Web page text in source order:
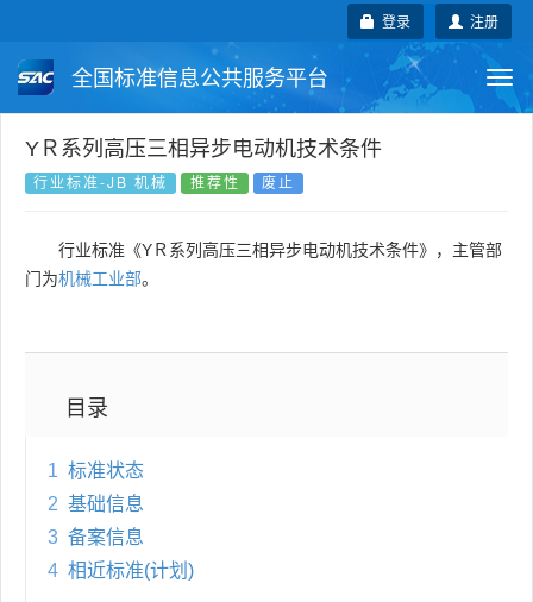
注册
登录
全国标准信息公共服务平台
国家标准 行业标准
国外标准 技术委员会
YＲ系列高压三相异步电动机技术条件
行业标准-JB 机械 推荐性 废止
行业标准《YＲ系列高压三相异步电动机技术条件》，主管部
门为机械工业部。
目录
1 标准状态
2 基础信息
3 备案信息
4 相近标准(计划)